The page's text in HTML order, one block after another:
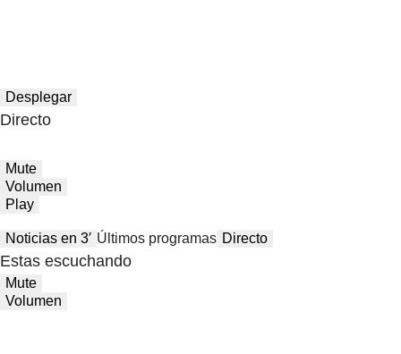
Desplegar
Directo
Mute
Volumen
Play
Noticias en 3′ Últimos programas Directo
Estas escuchando
Mute
Volumen